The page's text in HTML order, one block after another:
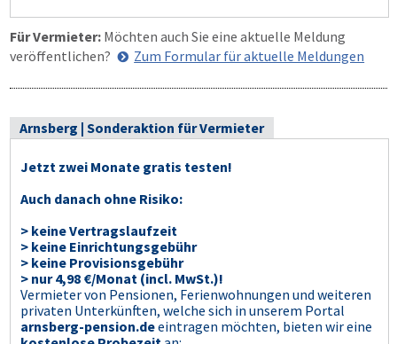
Für Vermieter: Möchten auch Sie eine aktuelle Meldung
veröffentlichen?
Zum Formular für aktuelle Meldungen
Arnsberg | Sonderaktion für Vermieter
Jetzt zwei Monate gratis testen!
Auch danach ohne Risiko:
> keine Vertragslaufzeit
> keine Einrichtungsgebühr
> keine Provisionsgebühr
> nur 4,98 €/Monat (incl. MwSt.)!
Vermieter von Pensionen, Ferienwohnungen und weiteren
privaten Unterkünften, welche sich in unserem Portal
arnsberg-pension.deeintragen möchten, bieten wir eine